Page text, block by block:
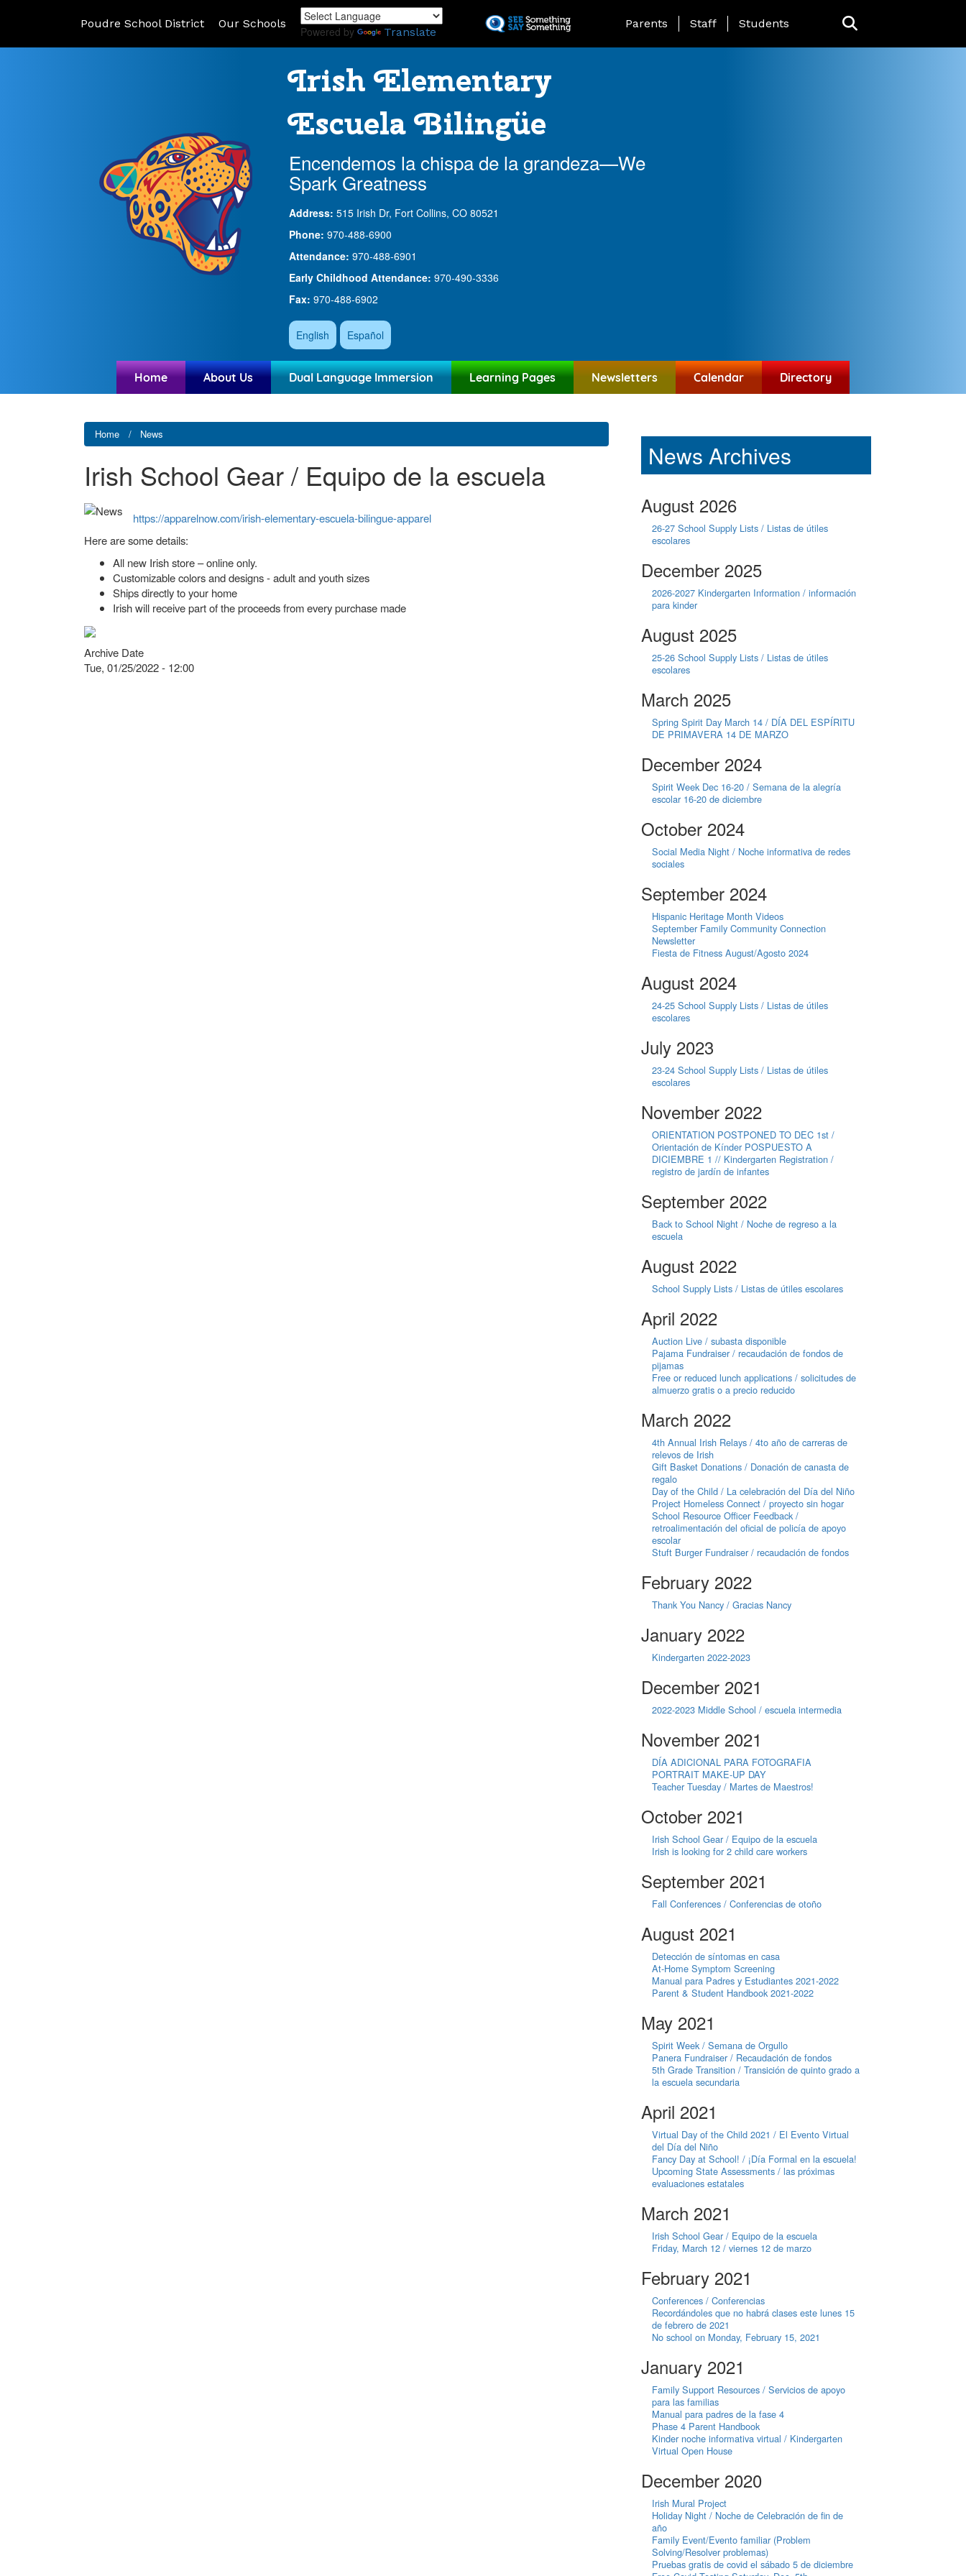
to
Poudre School District Our Schools
Powered by Translate
Landing Page Menu
Parents Staff Students
Irish Elementary
Escuela Bilingüe
Encendemos la chispa de la grandeza—We
Spark Greatness
Address: 515 Irish Dr, Fort Collins, CO 80521
Phone: 970-488-6900
Attendance: 970-488-6901
Early Childhood Attendance: 970-490-3336
Fax: 970-488-6902
English Español
Home About Us Dual Language Immersion Learning Pages Newsletters Calendar Directory
Home News
Irish School Gear / Equipo de la escuela
https://apparelnow.com/irish-elementary-escuela-bilingue-apparel
Here are some details:
All new Irish store – online only.
Customizable colors and designs - adult and youth sizes
Ships directly to your home
Irish will receive part of the proceeds from every purchase made
Archive Date
Tue, 01/25/2022 - 12:00
News Archives
August 2026
26-27 School Supply Lists / Listas de útiles
escolares
December 2025
2026-2027 Kindergarten Information / información
para kinder
August 2025
25-26 School Supply Lists / Listas de útiles
escolares
March 2025
Spring Spirit Day March 14 / DÍA DEL ESPÍRITU
DE PRIMAVERA 14 DE MARZO
December 2024
Spirit Week Dec 16-20 / Semana de la alegría
escolar 16-20 de diciembre
October 2024
Social Media Night / Noche informativa de redes
sociales
September 2024
Hispanic Heritage Month Videos
September Family Community Connection
Newsletter
Fiesta de Fitness August/Agosto 2024
August 2024
24-25 School Supply Lists / Listas de útiles
escolares
July 2023
23-24 School Supply Lists / Listas de útiles
escolares
November 2022
ORIENTATION POSTPONED TO DEC 1st /
Orientación de Kínder POSPUESTO A
DICIEMBRE 1 // Kindergarten Registration /
registro de jardín de infantes
September 2022
Back to School Night / Noche de regreso a la
escuela
August 2022
School Supply Lists / Listas de útiles escolares
April 2022
Auction Live / subasta disponible
Pajama Fundraiser / recaudación de fondos de
pijamas
Free or reduced lunch applications / solicitudes de
almuerzo gratis o a precio reducido
March 2022
4th Annual Irish Relays / 4to año de carreras de
relevos de Irish
Gift Basket Donations / Donación de canasta de
regalo
Day of the Child / La celebración del Día del Niño
Project Homeless Connect / proyecto sin hogar
School Resource Officer Feedback /
retroalimentación del oficial de policía de apoyo
escolar
Stuft Burger Fundraiser / recaudación de fondos
February 2022
Thank You Nancy / Gracias Nancy
January 2022
Kindergarten 2022-2023
December 2021
2022-2023 Middle School / escuela intermedia
November 2021
DÍA ADICIONAL PARA FOTOGRAFIA
PORTRAIT MAKE-UP DAY
Teacher Tuesday / Martes de Maestros!
October 2021
Irish School Gear / Equipo de la escuela
Irish is looking for 2 child care workers
September 2021
Fall Conferences / Conferencias de otoño
August 2021
Detección de síntomas en casa
At-Home Symptom Screening
Manual para Padres y Estudiantes 2021-2022
Parent & Student Handbook 2021-2022
May 2021
Spirit Week / Semana de Orgullo
Panera Fundraiser / Recaudación de fondos
5th Grade Transition / Transición de quinto grado a
la escuela secundaria
April 2021
Virtual Day of the Child 2021 / El Evento Virtual
del Día del Niño
Fancy Day at School! / ¡Día Formal en la escuela!
Upcoming State Assessments / las próximas
evaluaciones estatales
March 2021
Irish School Gear / Equipo de la escuela
Friday, March 12 / viernes 12 de marzo
February 2021
Conferences / Conferencias
Recordándoles que no habrá clases este lunes 15
de febrero de 2021
No school on Monday, February 15, 2021
January 2021
Family Support Resources / Servicios de apoyo
para las familias
Manual para padres de la fase 4
Phase 4 Parent Handbook
Kinder noche informativa virtual / Kindergarten
Virtual Open House
December 2020
Irish Mural Project
Holiday Night / Noche de Celebración de fin de
año
Family Event/Evento familiar (Problem
Solving/Resolver problemas)
Pruebas gratis de covid el sábado 5 de diciembre